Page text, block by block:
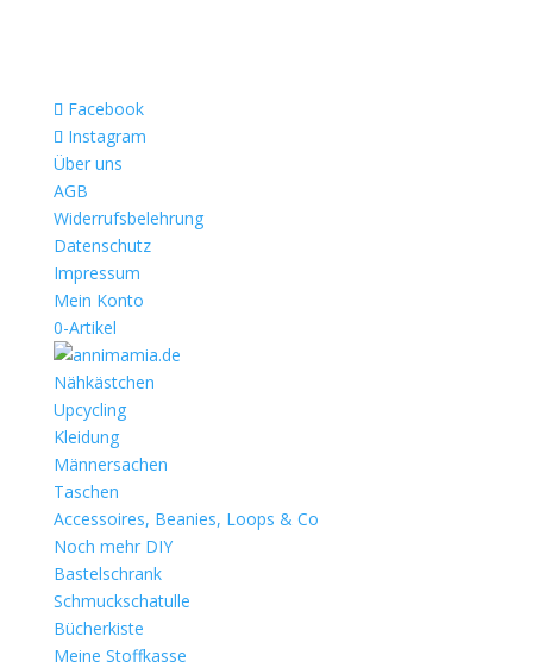
Facebook
Instagram
Über uns
AGB
Widerrufsbelehrung
Datenschutz
Impressum
Mein Konto
0-Artikel
Nähkästchen
Upcycling
Kleidung
Männersachen
Taschen
Accessoires, Beanies, Loops & Co
Noch mehr DIY
Bastelschrank
Schmuckschatulle
Bücherkiste
Meine Stoffkasse